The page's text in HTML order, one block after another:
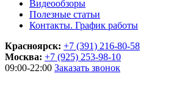
Видеообзоры
Полезные статьи
Контакты. График работы
Красноярск: +7 (391) 216-80-58
Москва: +7 (925) 253-98-10
09:00-22:00 Заказать звонок